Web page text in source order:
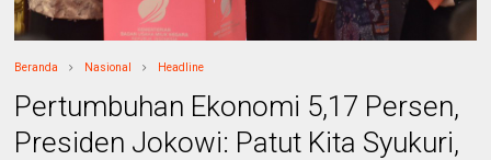
Beranda Nasional Headline
Pertumbuhan Ekonomi 5,17 Persen,
Presiden Jokowi: Patut Kita Syukuri,